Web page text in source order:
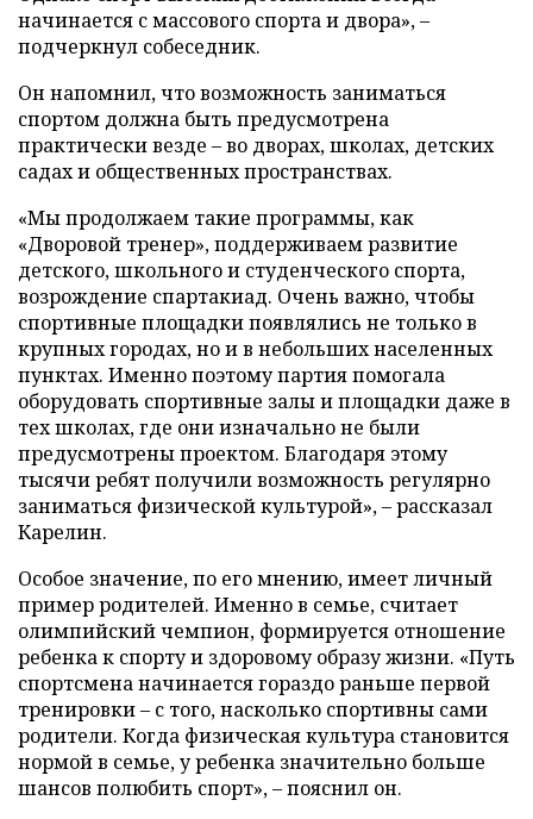
начинается с массового спорта и двора», –
подчеркнул собеседник.
Он напомнил, что возможность заниматься
спортом должна быть предусмотрена
практически везде – во дворах, школах, детских
садах и общественных пространствах.
«Мы продолжаем такие программы, как
«Дворовой тренер», поддерживаем развитие
детского, школьного и студенческого спорта,
возрождение спартакиад. Очень важно, чтобы
спортивные площадки появлялись не только в
крупных городах, но и в небольших населенных
пунктах. Именно поэтому партия помогала
оборудовать спортивные залы и площадки даже в
тех школах, где они изначально не были
предусмотрены проектом. Благодаря этому
тысячи ребят получили возможность регулярно
заниматься физической культурой», – рассказал
Карелин.
Особое значение, по его мнению, имеет личный
пример родителей. Именно в семье, считает
олимпийский чемпион, формируется отношение
ребенка к спорту и здоровому образу жизни. «Путь
спортсмена начинается гораздо раньше первой
тренировки – с того, насколько спортивны сами
родители. Когда физическая культура становится
нормой в семье, у ребенка значительно больше
шансов полюбить спорт», – пояснил он.